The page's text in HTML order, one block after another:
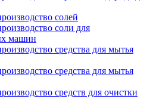
солей
соли для
машин
средства для мытья
средства для мытья
средств для очистки